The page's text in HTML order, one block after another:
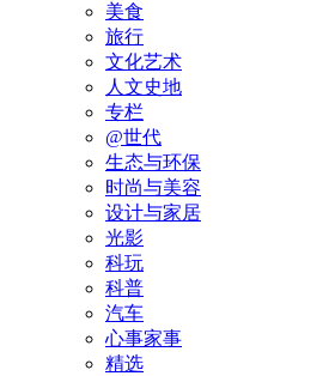
美食
旅行
文化艺术
人文史地
专栏
@世代
生态与环保
时尚与美容
设计与家居
光影
科玩
科普
汽车
心事家事
精选